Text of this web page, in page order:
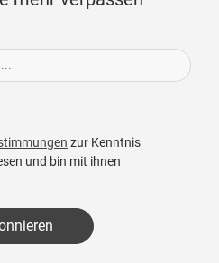
zur Kenntnis
und bin mit ihnen